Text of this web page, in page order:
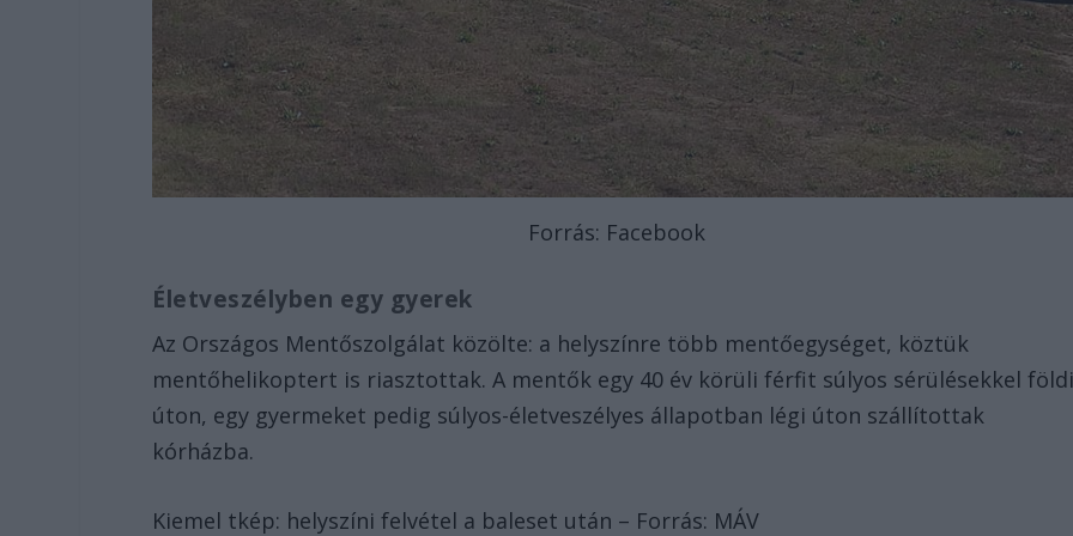
Forrás: Facebook
Életveszélyben egy gyerek
Az Országos Mentőszolgálat közölte: a helyszínre több mentőegységet, köztük
mentőhelikoptert is riasztottak. A mentők egy 40 év körüli férfit súlyos sérülésekkel
úton, egy gyermeket pedig súlyos-életveszélyes állapotban légi úton szállítottak
kórházba.
Kiemel tkép: helyszíni felvétel a baleset után – Forrás: MÁV